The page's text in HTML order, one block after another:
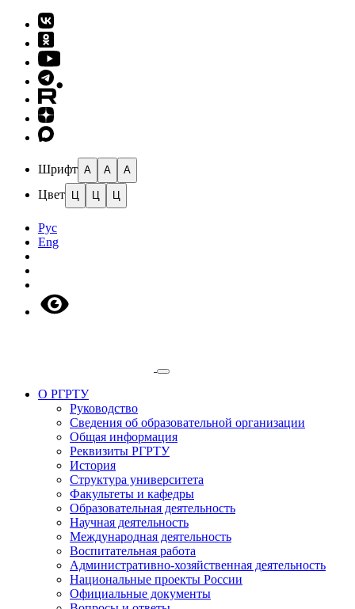
Шрифт A A A
Цвет Ц Ц Ц
Рус
Eng
О РГРТУ
Руководство
Сведения об образовательной организации
Общая информация
Реквизиты РГРТУ
История
Структура университета
Факультеты и кафедры
Образовательная деятельность
Научная деятельность
Международная деятельность
Воспитательная работа
Административно-хозяйственная деятельность
Национальные проекты России
Официальные документы